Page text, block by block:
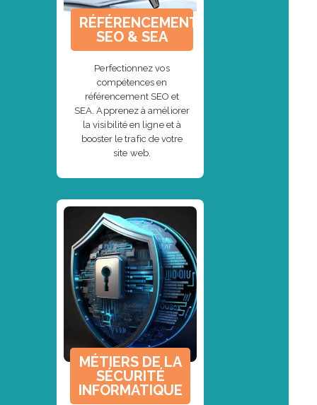
RÉFÉRENCEMENT
SEO & SEA
Perfectionnez vos
compétences en
référencement SEO et
SEA. Apprenez à améliorer
la visibilité en ligne et à
booster le trafic de votre
site web.
MÉTIERS DE LA
SÉCURITÉ
INFORMATIQUE